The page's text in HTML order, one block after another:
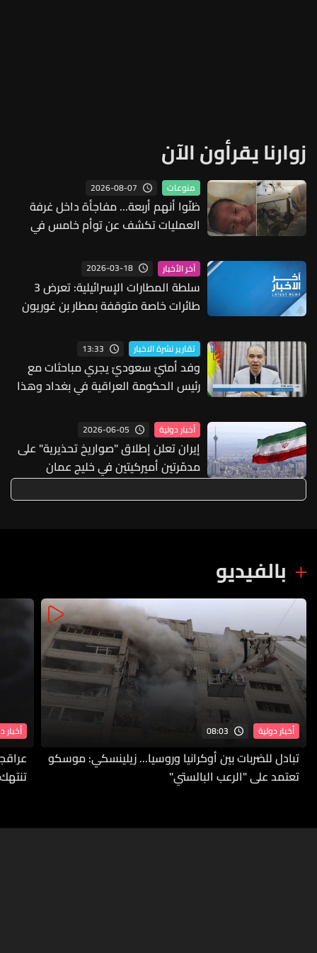
زوارنا يقرأون الآن
منوعات 2026-08-07
ظنّوا أنهم أربعة... مفاجأة داخل غرفة
العمليات تكشف عن توأم خامس في
آخر الأخبار 2026-03-18
سلطة المطارات الإسرائيلية: تعرض 3
طائرات خاصة متوقفة بمطار بن غوريون
صاروخي إيراني
تقارير نشرة الاخبار 13:33
وفد أمنيّ سعوديّ يجري مباحثات مع
رئيس الحكومة العراقية في بغداد وهذا
أخبار دولية 2026-06-05
إيران تعلن إطلاق "صواريخ تحذيرية" على
مدمّرتين أميركيتين في خليج عمان
بالفيديو
أخبار دولية 08:03
تبادل للضربات بين أوكرانيا وروسيا... زيلينسكي: موسكو
تعتمد على "الرعب البالستي"
أخبار